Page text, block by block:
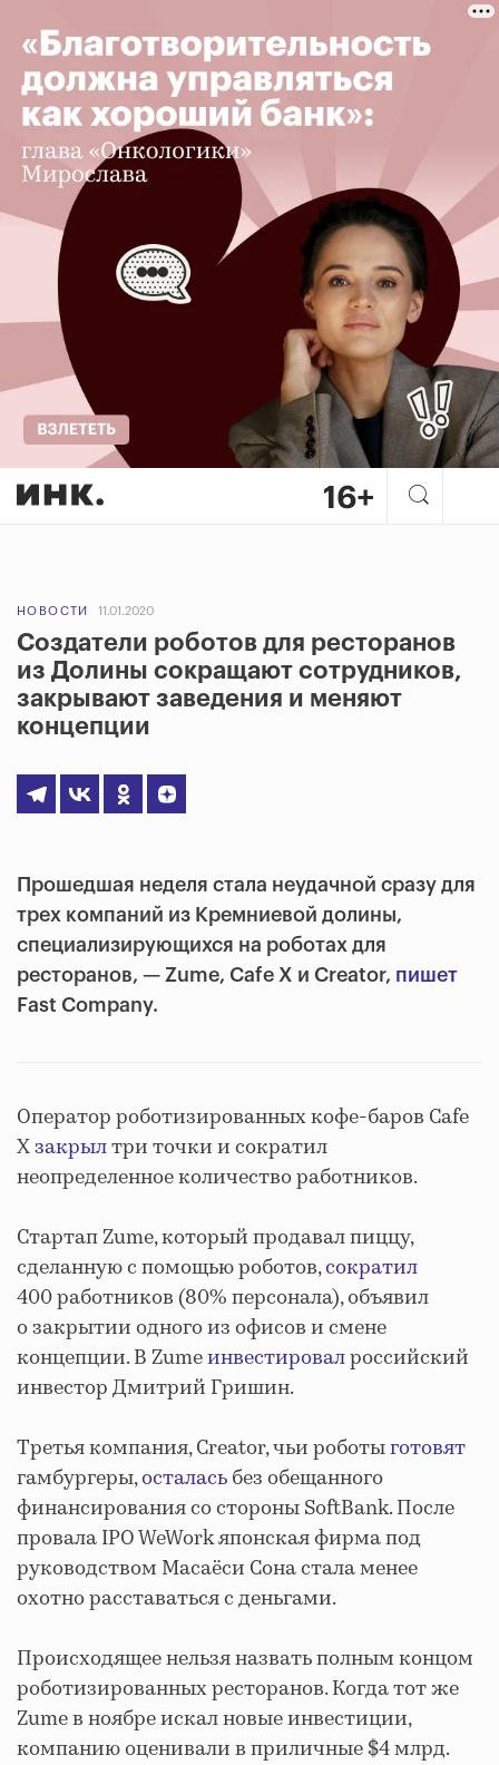
НОВОСТИ 11.01.2020
Создатели роботов для ресторанов
из Долины сокращают сотрудников,
закрывают заведения и меняют
концепции
Прошедшая неделя стала неудачной сразу для
трех компаний из Кремниевой долины,
специализирующихся на роботах для
ресторанов, — Zume, Cafe X и Creator, пишет
Fast Company.
Оператор роботизированных кофе-баров Cafe
Xзакрылтри точки и сократил
неопределенное количество работников.
Стартап Zume, который продавал пиццу,
сделанную с помощью роботов,сократил
400 работников (80% персонала), объявил
о закрытии одного из офисов и смене
концепции. В Zumeинвестировалроссийский
инвестор Дмитрий Гришин.
Третья компания, Creator, чьи роботыготовят
гамбургеры,осталасьбез обещанного
финансирования со стороны SoftBank. После
провала IPO WeWork японская фирма под
руководством Масаёси Сона стала менее
охотно расставаться с деньгами.
Происходящее нельзя назвать полным концом
роботизированных ресторанов. Когда тот же
Zume в ноябре искал новые инвестиции,
компанию оценивали в приличные $4 млрд.